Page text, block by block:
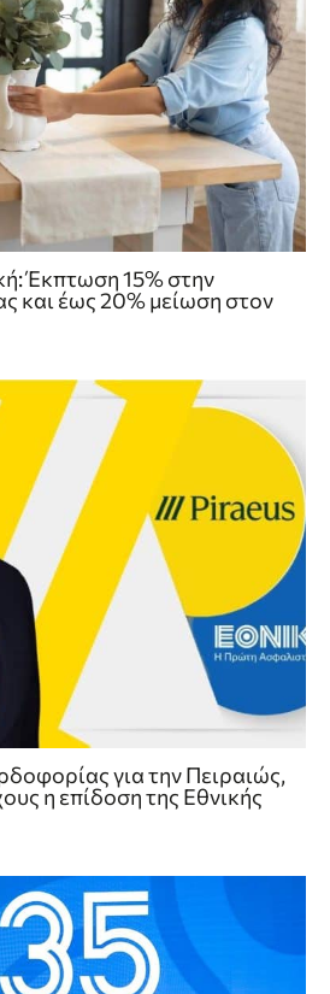
Έκπτωση 15% στην
και έως 20% μείωση στον
για την Πειραιώς,
η επίδοση της Εθνικής